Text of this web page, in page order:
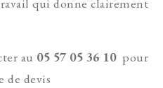
qui donne clairement
au 05 57 05 36 10pour
de devis